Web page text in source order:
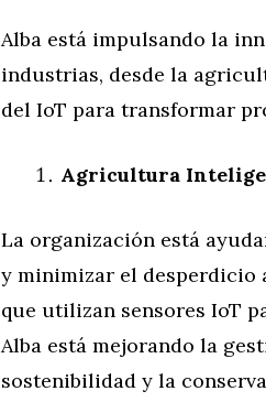
Alba está impulsando la
industrias, desde la
del IoT para transformar
Agricultura
La organización está
y minimizar el desperdicio
que utilizan sensores IoT
Alba está mejorando la
sostenibilidad y la